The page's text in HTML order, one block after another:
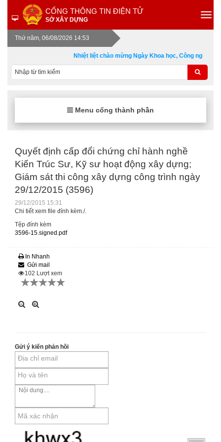
CỔNG THÔNG TIN ĐIỆN TỬ
SỞ XÂY DỰNG
Thứ năm, 06/08/2026 14:53
Nhiệt liệt chào mừng Ngày Khoa học, Công nghệ và
Menu cổng thành phần
Quyết định cấp đổi chứng chỉ hành nghề
Kiến Trúc Sư, Kỹ sư hoạt động xây dựng;
Giám sát thi công xây dựng công trình ngày
29/12/2015 (3596)
29/12/2015 15:31
Chi tiết xem file đính kèm./.
Tệp đính kèm
3596-15.signed.pdf
In Nhanh
Gửi mail
102 Lượt xem
Gửi ý kiến phản hồi